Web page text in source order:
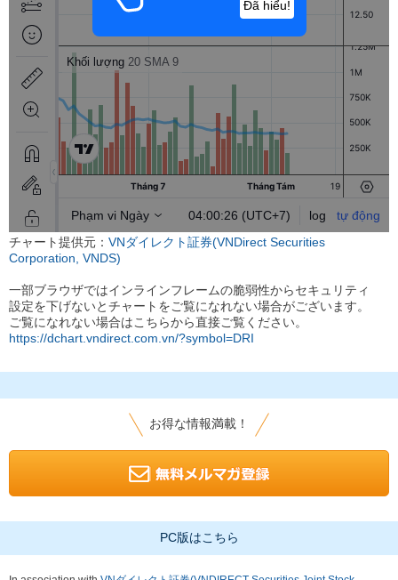
チャート提供元： VNダイレクト証券(VNDirect Securities
Corporation, VNDS)
一部ブラウザではインラインフレームの脆弱性からセキュリティ
設定を下げないとチャートをご覧になれない場合がございます。
ご覧になれない場合はこちらから直接ご覧ください。
https://dchart.vndirect.com.vn/?symbol=DRI
お得な情報満載！
PC版はこちら